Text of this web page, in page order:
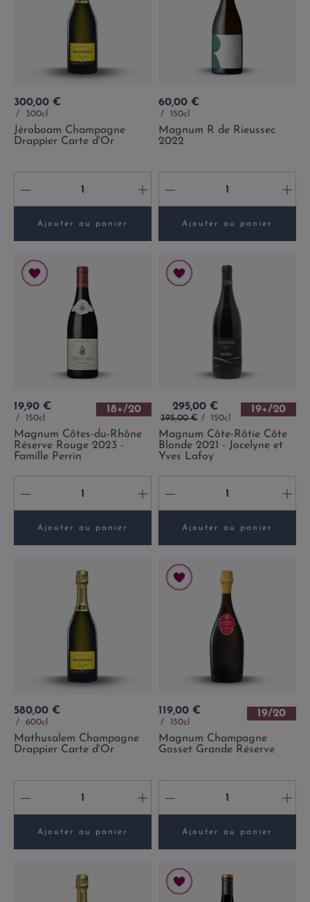
Prix
300,00 €
300cl
Jéroboam Champagne
Drappier Carte d'Or
- +
Ajouter au panier
Prix
60,00 €
150cl
Magnum R de Rieussec
2022
- +
Ajouter au panier
Prix
19,90 €
150cl
18+/20
Magnum Côtes-du-Rhône
Réserve Rouge 2023 -
Famille Perrin
- +
Ajouter au panier
Prix
295,00 €
Prix de base
395,00 € 150cl
19+/20
Magnum Côte-Rôtie Côte
Blonde 2021 - Jocelyne et
Yves Lafoy
- +
Ajouter au panier
Prix
580,00 €
600cl
Mathusalem Champagne
Drappier Carte d'Or
- +
Ajouter au panier
Prix
119,00 €
150cl
19/20
Magnum Champagne
Gosset Grande Réserve
- +
Ajouter au panier